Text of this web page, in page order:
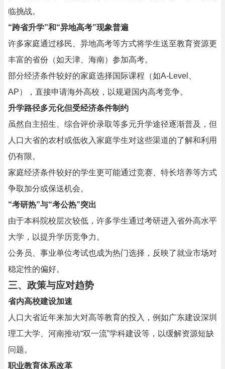
临挑战。
“跨省升学”和“异地高考”现象普遍
许多家庭通过移民、异地高考等方式将学生送至教育资源更
丰富的省份（如天津、海南）参加高考。
部分经济条件较好的家庭选择国际课程（如A-Level、
AP），直接申请海外高校，以规避国内高考竞争。
升学路径多元化但受经济条件制约
虽然自主招生、综合评价录取等多元升学途径逐渐普及，但
人口大省的农村或低收入家庭学生对这些渠道的了解和利用
仍有限。
家庭经济条件较好的学生更可能通过竞赛、特长培养等方式
争取加分或保送机会。
“考研热”与“考公热”突出
由于本科院校层次较低，许多学生通过考研进入省外高水平
大学，以提升学历竞争力。
公务员、事业单位考试也成为热门选择，反映了就业市场对
稳定性的偏好。
三、政策与应对趋势
省内高校建设加速
人口大省近年来加大对高等教育的投入，例如广东建设深圳
理工大学、河南推动“双一流”学科建设等，以缓解资源短缺
问题。
职业教育体系改革